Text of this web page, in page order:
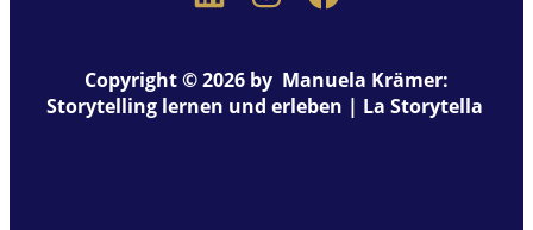
Copyright © 2026 by Manuela Krämer:
Storytelling lernen und erleben | La Storytella